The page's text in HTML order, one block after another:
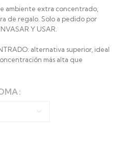
ambiente extra concentrado,
de regalo. Solo a pedido por
Y USAR.
alternativa superior, ideal
más alta que